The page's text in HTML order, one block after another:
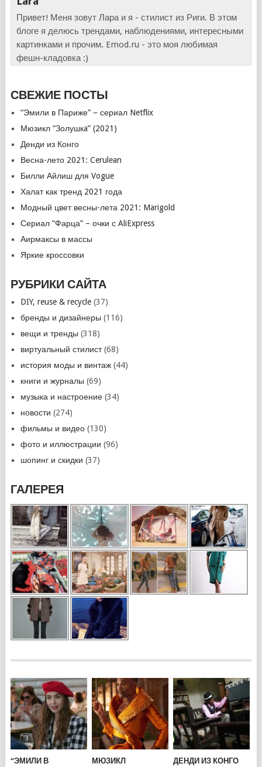
Привет! Меня зовут Лара и я - стилист из Риги. В этом
блоге я делюсь трендами, наблюдениями, интересными
картинками и прочим. Emod.ru - это моя любимая
фешн-кладовка :)
СВЕЖИЕ ПОСТЫ
“Эмили в Париже” – сериал Netflix
Мюзикл “Золушкa” (2021)
Денди из Конго
Весна-лето 2021: Cerulean
Билли Айлиш для Vogue
Халат как тренд 2021 года
Модный цвет весны-лета 2021: Marigold
Сериал “Фарца” – очки с AliExpress
Аирмаксы в массы
Яркие кроссовки
РУБРИКИ САЙТА
DIY, reuse & recycle(37)
бренды и дизайнеры (116)
вещи и тренды (318)
виртуальный стилист(68)
история моды и винтаж(44)
книги и журналы (69)
музыка и настроение(34)
новости (274)
фильмы и видео(130)
фото и иллюстрации (96)
шопинг и скидки (37)
ГАЛЕРЕЯ
“ЭМИЛИ В МЮЗИКЛ ДЕНДИ ИЗ КОНГО